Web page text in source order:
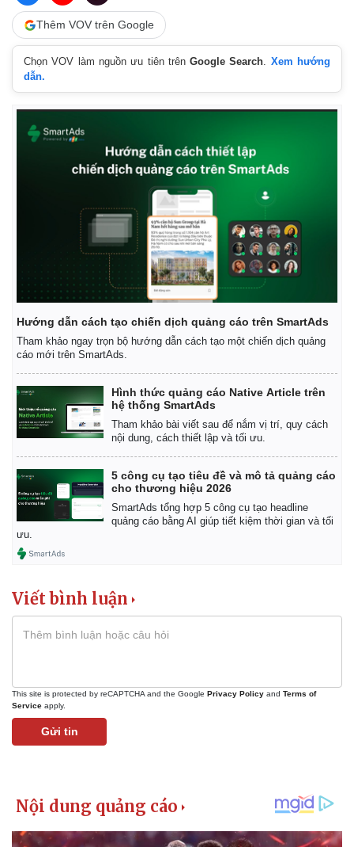
Pháp luật
Vụ án
Tin nóng
Tư vấn luật
Quân sự - Quốc phòng
Vũ khí
Việt Nam
Thêm VOV trên Google
Chọn VOV làm nguồn ưu tiên trênGoogle Search. Xem hướng
dẫn.
Hướng dẫn cách tạo chiến dịch quảng cáo trên SmartAds
Tham khảo ngay trọn bộ hướng dẫn cách tạo một chiến dịch quảng
cáo mới trên SmartAds.
Hình thức quảng cáo Native Article trên
hệ thống SmartAds
Tham khảo bài viết sau để nắm vị trí, quy cách
nội dung, cách thiết lập và tối ưu.
5 công cụ tạo tiêu đề và mô tả quảng cáo
cho thương hiệu 2026
SmartAds tổng hợp 5 công cụ tạo headline
quảng cáo bằng AI giúp tiết kiệm thời gian và tối
ưu.
Viết bình luận
This site is protected by reCAPTCHA and the Google Privacy Policy and Terms of
Service apply.
Gửi tin